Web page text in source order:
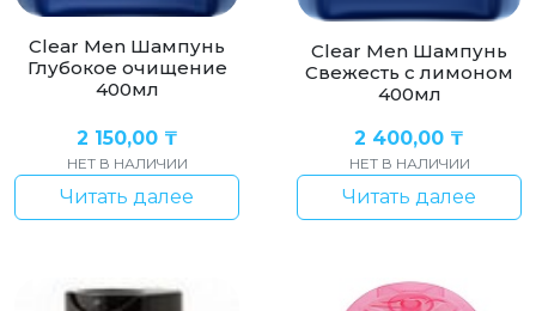
Clear Men Шампунь
Глубокое очищение
400мл
2 150,00 ₸
НЕТ В НАЛИЧИИ
Читать далее
Clear Men Шампунь
Свежесть с лимоном
400мл
2 400,00 ₸
НЕТ В НАЛИЧИИ
Читать далее